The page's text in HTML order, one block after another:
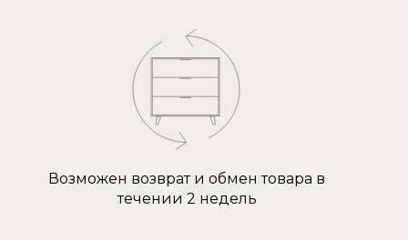
Возможен возврат и обмен товара в
течении 2 недель